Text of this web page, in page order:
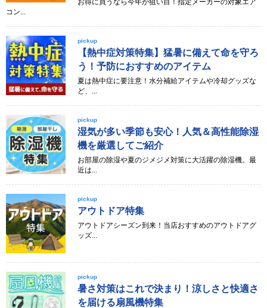
コン...
pickup
【熱中症対策特集】猛暑に備えて命を守ろ
う！予防におすすめのアイテム
夏は熱中症に要注意！水分補給アイテムや冷却グッズな
ど、...
pickup
湿気が多い季節も安心！人気＆高性能除湿
機を厳選してご紹介
お部屋の除湿や夏のジメジメ対策に大活躍の除湿機。最
近は...
pickup
アウトドア特集
アウトドアシーズン到来！当店おすすめのアウトドアグ
ッズ...
pickup
暑さ対策はこれで決まり！涼しさと快適さ
を届ける扇風機特集